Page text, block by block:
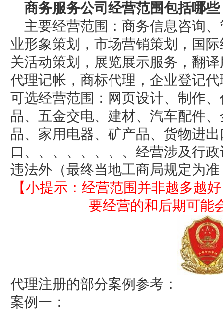
商务服务公司经营范围包括哪些
主要经营范围：商务信息咨询
业形象策划，市场营销策划，国
关活动策划，展览展示服务，翻
代理记帐，商标代理，企业登记代
可选经营范围：网页设计、制作
品、五金交电、建材、汽车配件
品、家用电器、矿产品、货物进
口、、、、、、、、经营涉及行
违法外（最终当地工商局规定为准
【小提示：经营范围并非越多越
要经营的和后期可能
代理注册的部分案例参考：
案例一：